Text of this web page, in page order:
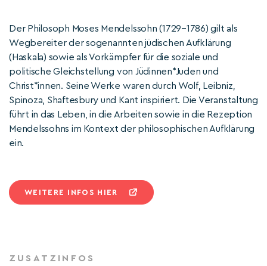
Der Philosoph Moses Mendelssohn (1729–1786) gilt als
Wegbereiter der sogenannten jüdischen Aufklärung
(Haskala) sowie als Vorkämpfer für die soziale und
politische Gleichstellung von Jüdinnen*Juden und
Christ*innen. Seine Werke waren durch Wolf, Leibniz,
Spinoza, Shaftesbury und Kant inspiriert. Die Veranstaltung
führt in das Leben, in die Arbeiten sowie in die Rezeption
Mendelssohns im Kontext der philosophischen Aufklärung
ein.
WEITERE INFOS HIER
ZUSATZINFOS